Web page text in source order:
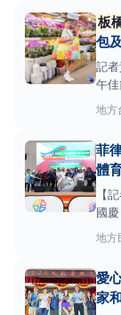
受
板
包
記
午
現
作
來
年，
地方
體
【
國
（
舉
目
地方
愛
家